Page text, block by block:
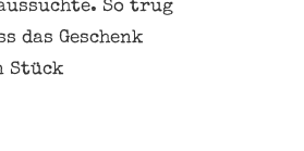
So trug
das Geschenk
Stück